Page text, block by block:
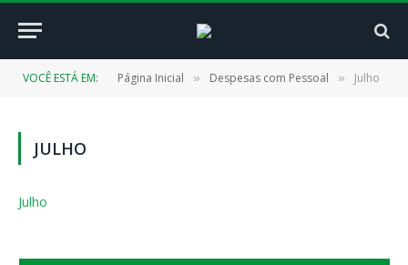
VOCÊ ESTÁ EM: Página Inicial » Despesas com Pessoal » Julho
JULHO
Julho